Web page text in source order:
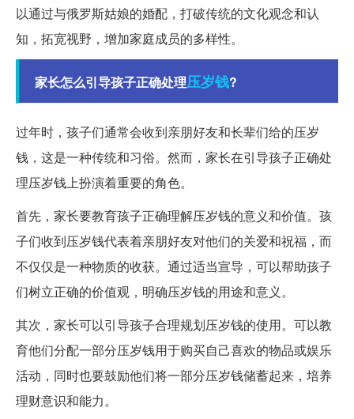
以通过与俄罗斯姑娘的婚配，打破传统的文化观念和认
知，拓宽视野，增加家庭成员的多样性。
家长怎么引导孩子正确处理压岁钱?
过年时，孩子们通常会收到亲朋好友和长辈们给的压岁
钱，这是一种传统和习俗。然而，家长在引导孩子正确处
理压岁钱上扮演着重要的角色。
首先，家长要教育孩子正确理解压岁钱的意义和价值。孩
子们收到压岁钱代表着亲朋好友对他们的关爱和祝福，而
不仅仅是一种物质的收获。通过适当宣导，可以帮助孩子
们树立正确的价值观，明确压岁钱的用途和意义。
其次，家长可以引导孩子合理规划压岁钱的使用。可以教
育他们分配一部分压岁钱用于购买自己喜欢的物品或娱乐
活动，同时也要鼓励他们将一部分压岁钱储蓄起来，培养
理财意识和能力。